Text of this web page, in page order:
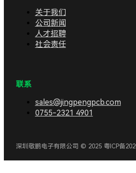
关于我们
公司新闻
人才招聘
社会责任
联系
sales@jingpengpcb.com
0755-2321 4901
深圳敬鹏电子有限公司 © 2025 粤ICP备